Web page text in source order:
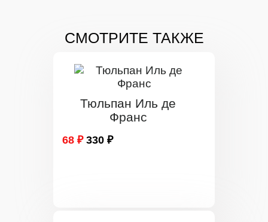
СМОТРИТЕ ТАКЖЕ
Тюльпан Иль де
Франс
68 ₽ 330 ₽